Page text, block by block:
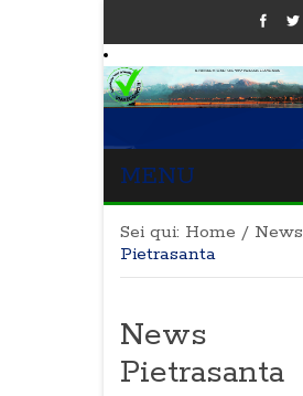
MENU
Sei qui: Home / News
Pietrasanta
News
Pietrasanta